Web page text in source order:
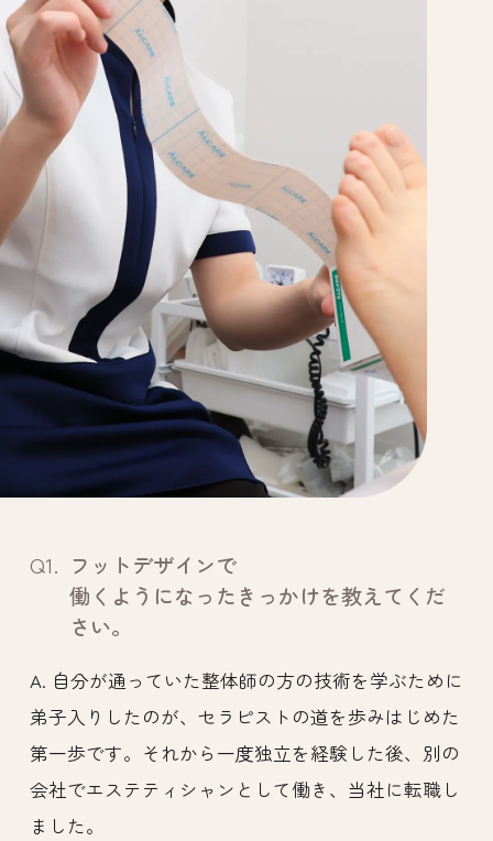
Q1. フットデザインで
働くようになったきっかけを教えてくだ
さい。
A. 自分が通っていた整体師の方の技術を学ぶために
弟子入りしたのが、セラピストの道を歩みはじめた
第一歩です。それから一度独立を経験した後、別の
会社でエステティシャンとして働き、当社に転職し
ました。